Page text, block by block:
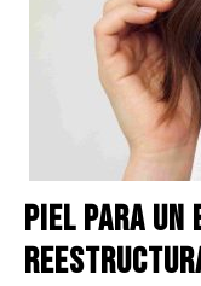
PIEL PARA UN